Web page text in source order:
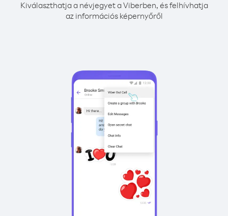
Kiválaszthatja a névjegyet a Viberben, és felhívhatja
az információs képernyőről